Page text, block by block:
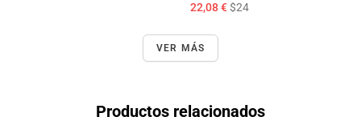
22,08 €$24
VER MÁS
Productos relacionados